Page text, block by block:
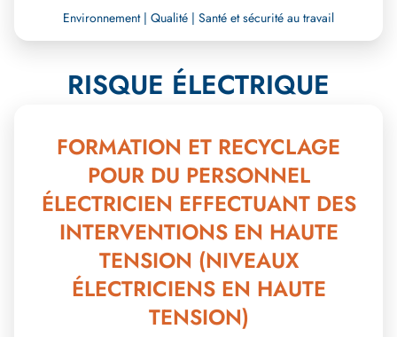
Environnement | Qualité | Santé et sécurité au travail
RISQUE ÉLECTRIQUE
FORMATION ET RECYCLAGE
POUR DU PERSONNEL
ÉLECTRICIEN EFFECTUANT DES
INTERVENTIONS EN HAUTE
TENSION (NIVEAUX
ÉLECTRICIENS EN HAUTE
TENSION)